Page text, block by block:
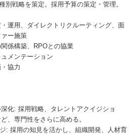
別戦略を策定。採用予算の策定・管理。
運用、ダイレクトリクルーティング、面
ー施策
係構築、RPOとの協業
メンテーション
協力
化: 採用戦略、タレントアクイジショ
、専門性をさらに高める。
: 採用の知見を活かし、組織開発、人材育